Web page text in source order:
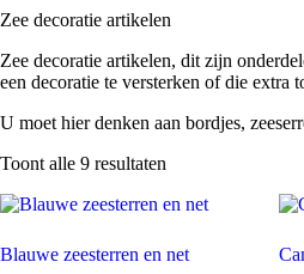
Zee decoratie artikelen
Zee decoratie artikelen, dit zijn
een decoratie te versterken of die extra
U moet hier denken aan bordjes,
Toont alle 9 resultaten
Blauwe zeesterren en net